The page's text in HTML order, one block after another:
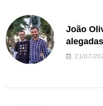
João
de21/07/